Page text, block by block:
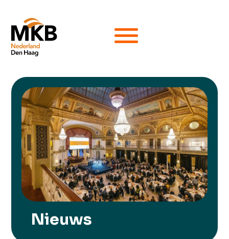
Nieuws